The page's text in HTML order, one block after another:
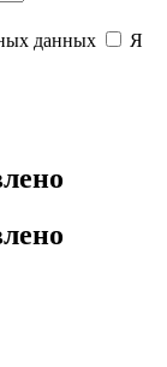
данных
Я